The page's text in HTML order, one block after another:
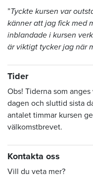
”Tyckte kursen var
känner att jag fick med
inblandade i kursen
är viktigt tycker jag när
Tider
Obs! Tiderna som
dagen och sluttid sista
antalet timmar kursen
välkomstbrevet.
Kontakta oss
Vill du veta mer?